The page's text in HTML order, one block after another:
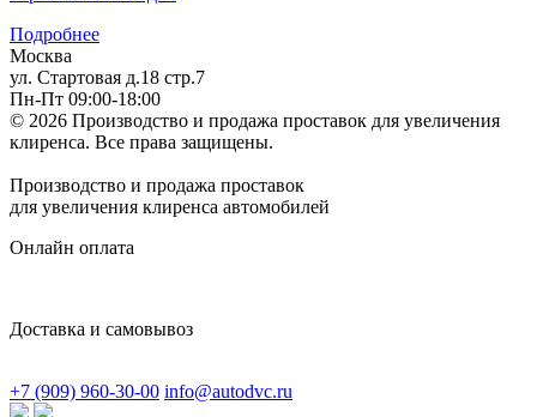
Подробнее
Москва
ул. Стартовая д.18 стр.7
Пн-Пт 09:00-18:00
© 2026 Производство и продажа проставок для увеличения
клиренса. Все права защищены.
Производство и продажа проставок
для увеличения клиренса автомобилей
Онлайн оплата
Доставка и самовывоз
+7 (909) 960-30-00 info@autodvc.ru